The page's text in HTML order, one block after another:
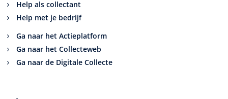
Help als collectant
Help met je bedrijf
Ga naar het Actieplatform
Ga naar het Collecteweb
Ga naar de Digitale Collecte